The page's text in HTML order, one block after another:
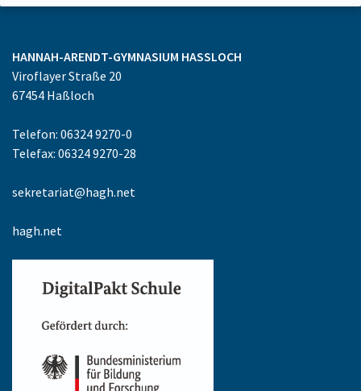
HANNAH-ARENDT-GYMNASIUM HASSLOCH
Viroflayer Straße 20
67454 Haßloch
Telefon: 06324 9270-0
Telefax: 06324 9270-28
sekretariat@hagh.net
hagh.net